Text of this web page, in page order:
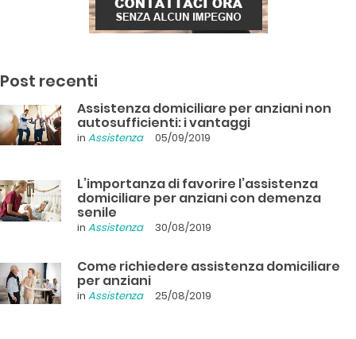
Post recenti
Assistenza domiciliare per anziani non
autosufficienti: i vantaggi
in Assistenza 05/09/2019
L’importanza di favorire l’assistenza
domiciliare per anziani con demenza
senile
in Assistenza 30/08/2019
Come richiedere assistenza domiciliare
per anziani
in Assistenza 25/08/2019